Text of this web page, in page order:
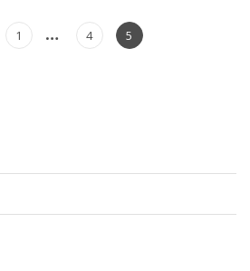
Haustiere,
Reittiere,
Posts
pagination
Page
1 … Page
4 Page
5